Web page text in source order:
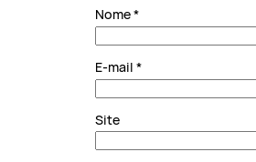
Nome*
E-mail *
Site